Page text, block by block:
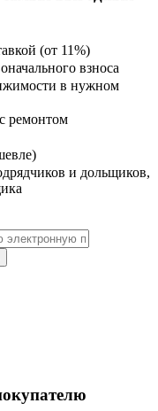
(от 11%)
взноса
в нужном
ремонтом
и дольщиков,